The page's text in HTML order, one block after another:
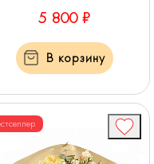
5 800 ₽
В корзину